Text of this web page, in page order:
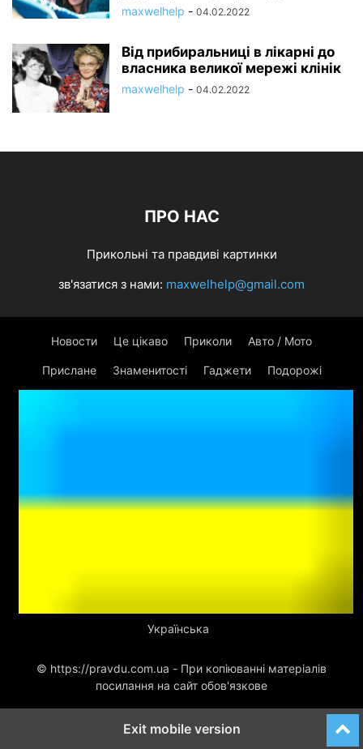
maxwelhelp - 04.02.2022
Від прибиральниці в лікарні до
власника великої мережі клінік
maxwelhelp - 04.02.2022
ПРО НАС
Прикольні та правдиві картинки
зв'язатися з нами: maxwelhelp@gmail.com
Новости Це цікаво Приколи Авто / Мото
Прислане Знаменитості Гаджети Подорожі
Українська
© https://pravdu.com.ua - При копіюванні матеріалів
посилання на сайт обов'язкове
Exit mobile version